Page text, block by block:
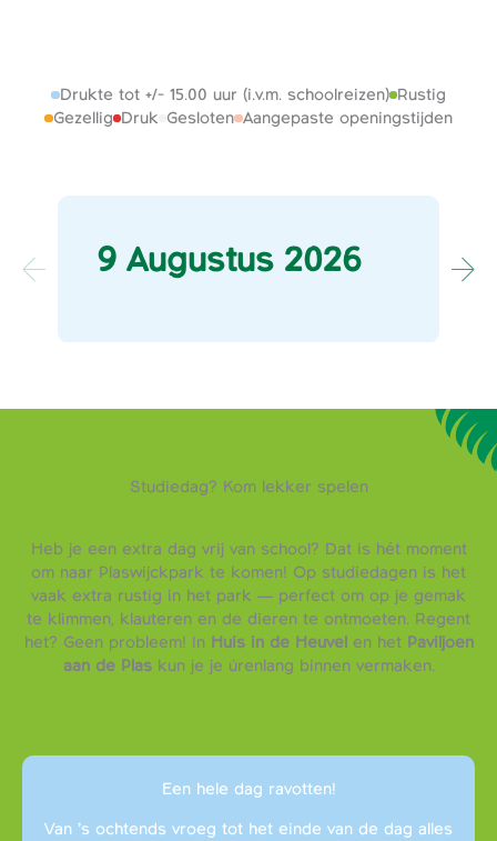
Aangepaste openingstijden
Druk
Drukte tot +/- 15.00 uur (i.v.m. schoolreizen)
Gesloten
Gezellig
Rustig
9 Augustus 2026
Studiedag? Kom lekker spelen
Heb je een extra dag vrij van school? Dat is hét moment
om naar Plaswijckpark te komen! Op studiedagen is het
vaak extra rustig in het park — perfect om op je gemak
te klimmen, klauteren en de dieren te ontmoeten. Regent
het? Geen probleem! In Huis in de Heuvelen het Paviljoen
aan de Plaskun je je úrenlang binnen vermaken.
Een hele dag ravotten!
Van ’s ochtends vroeg tot het einde van de dag alles